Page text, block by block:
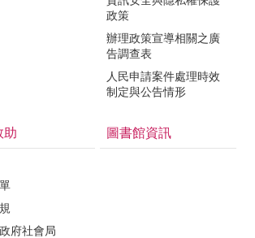
政策
辦理政策宣導相關之廣
告調查表
人民申請案件處理時效
制定與公告情形
助
府社會局
圖書館資訊